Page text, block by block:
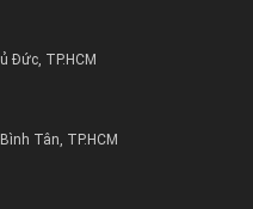
Đức, TP.HCM
Tân, TP.HCM